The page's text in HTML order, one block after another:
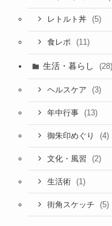
レトルト丼 (5)
食レポ (11)
生活・暮らし (28)
ヘルスケア (3)
年中行事 (13)
御朱印めぐり (4)
文化・風習 (2)
生活術 (1)
街角スケッチ (5)